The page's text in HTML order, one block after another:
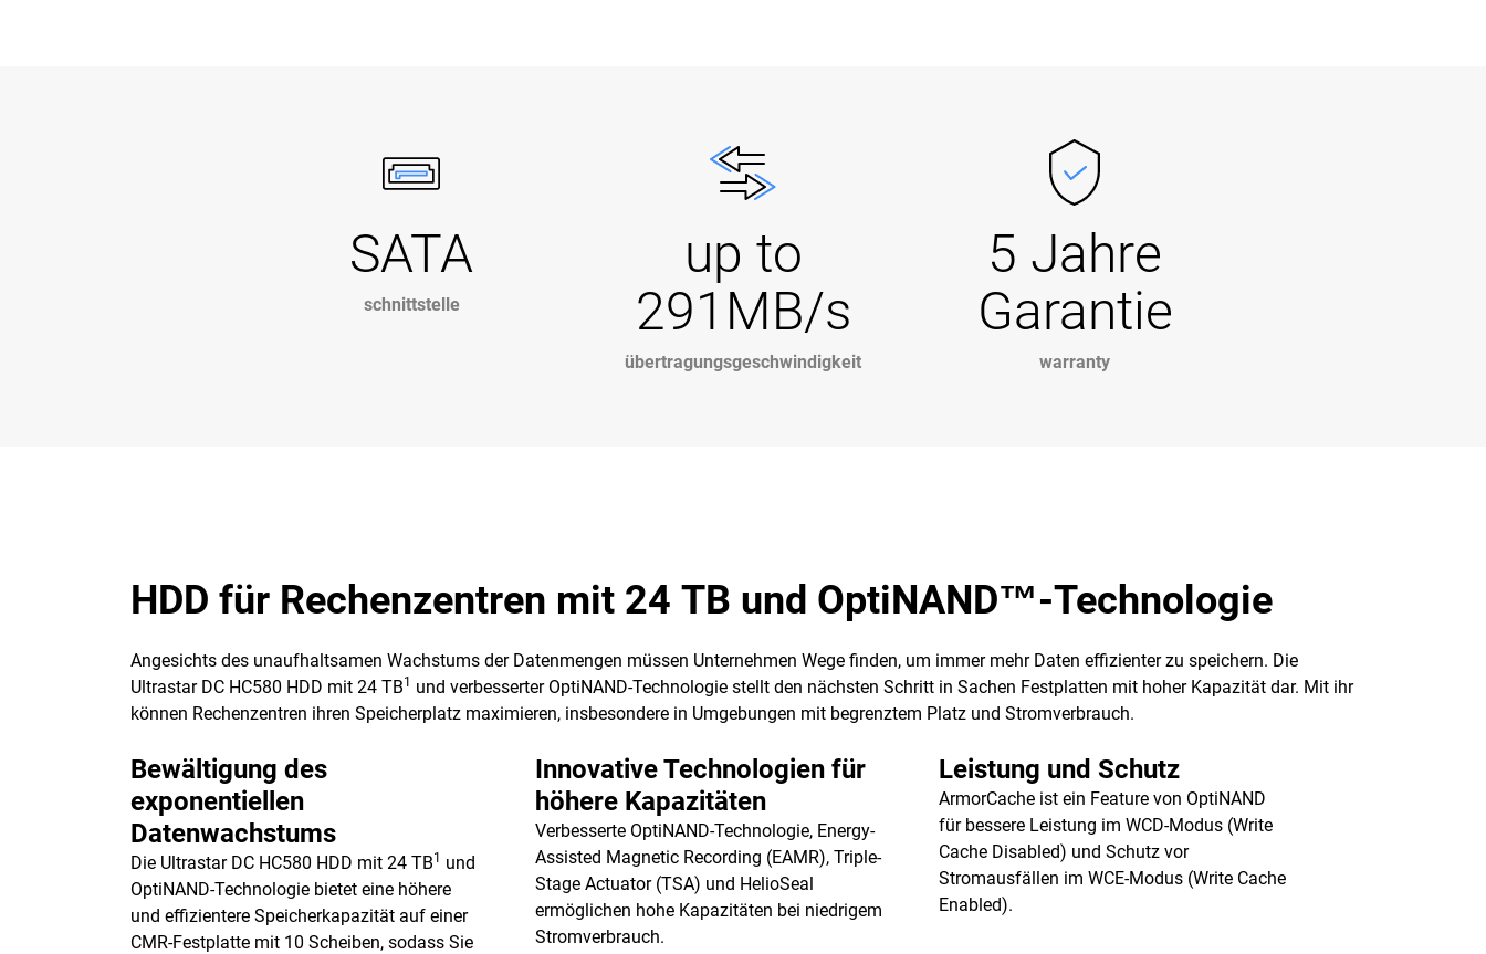
SATA
schnittstelle
up to
291MB/s
übertragungsgeschwindigkeit
5 Jahre
Garantie
warranty
HDD für Rechenzentren mit 24 TB und OptiNAND™-Technologie
Angesichts des unaufhaltsamen Wachstums der Datenmengen müssen Unternehmen Wege finden, um immer mehr Daten effizienter zu speichern. Die
Ultrastar DC HC580 HDD mit 24 TB1
und verbesserter OptiNAND-Technologie stellt den nächsten Schritt in Sachen Festplatten mit hoher Kapazität dar. Mit ihr
können Rechenzentren ihren Speicherplatz maximieren, insbesondere in Umgebungen mit begrenztem Platz und Stromverbrauch.
Bewältigung des
exponentiellen
Datenwachstums
Die Ultrastar DC HC580 HDD mit 24 TB1
und
OptiNAND-Technologie bietet eine höhere
und effizientere Speicherkapazität auf einer
CMR-Festplatte mit 10 Scheiben, sodass Sie
Innovative Technologien für
höhere Kapazitäten
Verbesserte OptiNAND-Technologie, Energy-
Assisted Magnetic Recording (EAMR), Triple-
Stage Actuator (TSA) und HelioSeal
ermöglichen hohe Kapazitäten bei niedrigem
Stromverbrauch.
Leistung und Schutz
ArmorCache ist ein Feature von OptiNAND
für bessere Leistung im WCD-Modus (Write
Cache Disabled) und Schutz vor
Stromausfällen im WCE-Modus (Write Cache
Enabled).